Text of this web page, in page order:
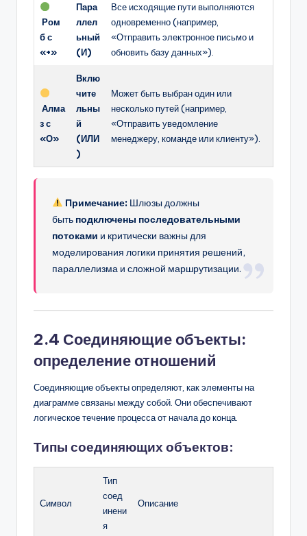
Ром
б с
«+»
Пара
ллел
ьный
(И)
Все исходящие пути выполняются
одновременно (например,
«Отправить электронное письмо и
обновить базу данных»).
Алма
з с
«О»
Вклю
чите
льны
й
(ИЛИ
)
Может быть выбран один или
несколько путей (например,
«Отправить уведомление
менеджеру, команде или клиенту»).
Примечание: Шлюзы должны
быть подключены последовательными
потоками и критически важны для
моделирования логики принятия решений,
параллелизма и сложной маршрутизации.
2.4 Соединяющие объекты:
определение отношений
Соединяющие объекты определяют, как элементы на
диаграмме связаны между собой. Они обеспечивают
логическое течение процесса от начала до конца.
Типы соединяющих объектов:
Символ
Тип
соед
инени
я
Описание